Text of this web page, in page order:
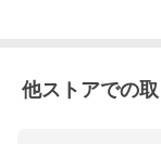
他ストアでの